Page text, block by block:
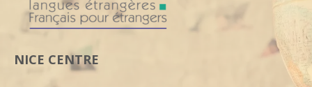
NICE CENTRE